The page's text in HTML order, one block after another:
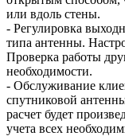
или вдоль стены.
- Регулировка
типа антенны.
Проверка работы
необходимости.
- Обслуживание
спутниковой
расчет будет
учета всех